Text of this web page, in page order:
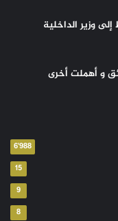
وزير الداخلية
و أهملت أخرى
6٬988
15
9
8